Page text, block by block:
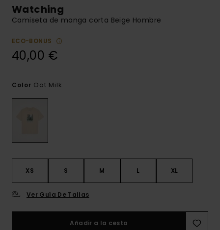
Watching
Camiseta de manga corta Beige Hombre
ECO-BONUS
40,00 €
Color Oat Milk
XS S M L XL
Ver Guía De Tallas
Añadir a la cesta